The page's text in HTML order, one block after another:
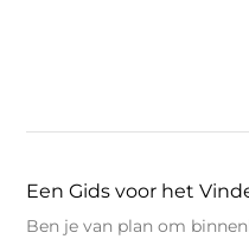
Een Gids voor het
Ben je van plan om